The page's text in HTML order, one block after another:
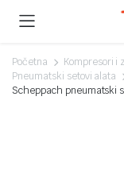
Početna Kompresori i
Pneumatski setovi alata
Scheppach pneumatski